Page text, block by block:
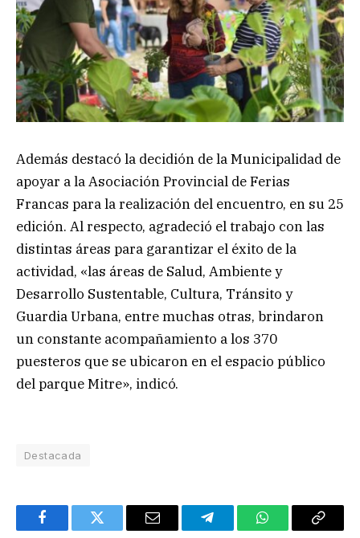
Además destacó la decidión de la Municipalidad de
apoyar a la Asociación Provincial de Ferias
Francas para la realización del encuentro, en su 25
edición. Al respecto, agradeció el trabajo con las
distintas áreas para garantizar el éxito de la
actividad, «las áreas de Salud, Ambiente y
Desarrollo Sustentable, Cultura, Tránsito y
Guardia Urbana, entre muchas otras, brindaron
un constante acompañamiento a los 370
puesteros que se ubicaron en el espacio público
del parque Mitre», indicó.
Destacada
FacebookTwitter Email TelegramWhatsAppCopy